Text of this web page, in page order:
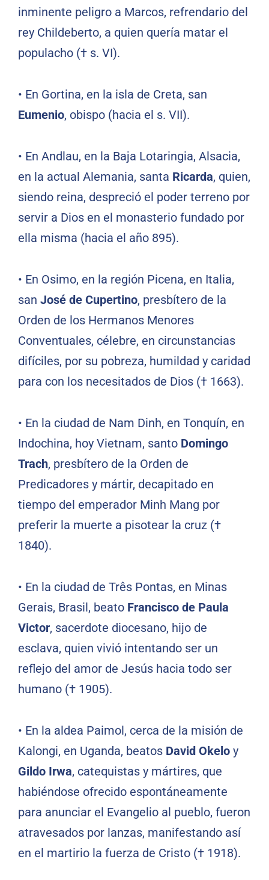
inminente peligro a Marcos, refrendario del
rey Childeberto, a quien quería matar el
populacho († s. VI).
• En Gortina, en la isla de Creta, san
Eumenio, obispo (hacia el s. VII).
• En Andlau, en la Baja Lotaringia, Alsacia,
en la actual Alemania, santa Ricarda, quien,
siendo reina, despreció el poder terreno por
servir a Dios en el monasterio fundado por
ella misma (hacia el año 895).
• En Osimo, en la región Picena, en Italia,
san José de Cupertino, presbítero de la
Orden de los Hermanos Menores
Conventuales, célebre, en circunstancias
difíciles, por su pobreza, humildad y caridad
para con los necesitados de Dios († 1663).
• En la ciudad de Nam Dinh, en Tonquín, en
Indochina, hoy Vietnam, santo Domingo
Trach, presbítero de la Orden de
Predicadores y mártir, decapitado en
tiempo del emperador Minh Mang por
preferir la muerte a pisotear la cruz (†
1840).
• En la ciudad de Três Pontas, en Minas
Gerais, Brasil, beato Francisco de Paula
Victor, sacerdote diocesano, hijo de
esclava, quien vivió intentando ser un
reflejo del amor de Jesús hacia todo ser
humano († 1905).
• En la aldea Paimol, cerca de la misión de
Kalongi, en Uganda, beatos David Okelo y
Gildo Irwa, catequistas y mártires, que
habiéndose ofrecido espontáneamente
para anunciar el Evangelio al pueblo, fueron
atravesados por lanzas, manifestando así
en el martirio la fuerza de Cristo († 1918).